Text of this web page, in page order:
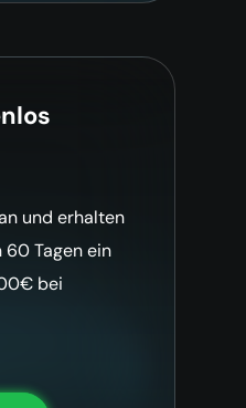
und erhalten
60 Tagen ein
bei